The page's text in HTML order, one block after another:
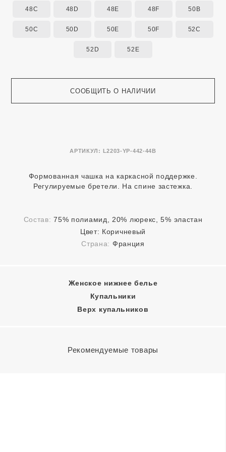
АРТИКУЛ: L2203-YP-442-44B
48C 48D 48E 48F 50B
50C 50D 50E 50F 52C
52D 52E
СООБЩИТЬ О НАЛИЧИИ
Формованная чашка на каркасной поддержке.
Регулируемые бретели. На спине застежка.
Состав:75% полиамид, 20% люрекс, 5% эластан
Цвет: Коричневый
Страна: Франция
Женское нижнее белье
Купальники
Верх купальников
Рекомендуемые товары